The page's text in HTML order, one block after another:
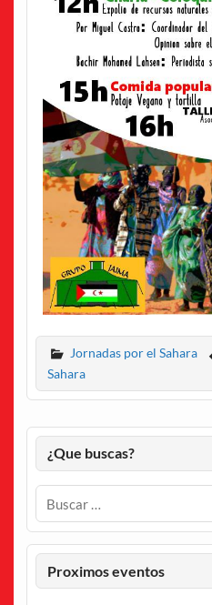
Jornadas por el Sahara
Sahara
¿Que buscas?
Proximos eventos